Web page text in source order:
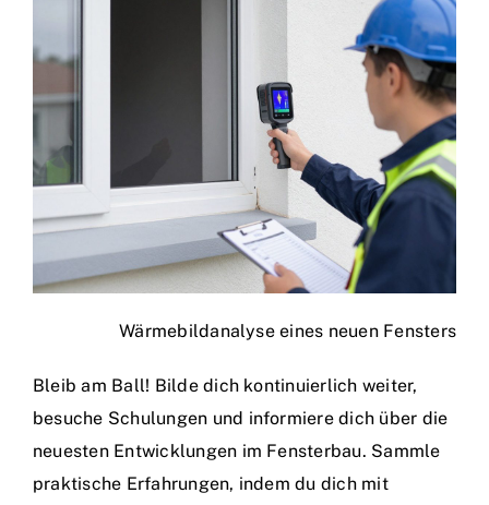
Wärmebildanalyse eines neuen Fensters
Bleib am Ball! Bilde dich kontinuierlich weiter,
besuche Schulungen und informiere dich über die
neuesten Entwicklungen im Fensterbau. Sammle
praktische Erfahrungen, indem du dich mit